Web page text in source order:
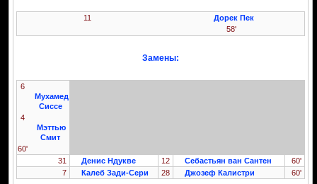
11
Дорек Пек
58'
Замены:
6
Мухамед
Сиссе
4
Мэттью
Смит
60'
31
Денис Ндукве 12 Себастьян ван Сантен
60'
7
Калеб Зади-Сери 28 Джозеф Калистри 60'